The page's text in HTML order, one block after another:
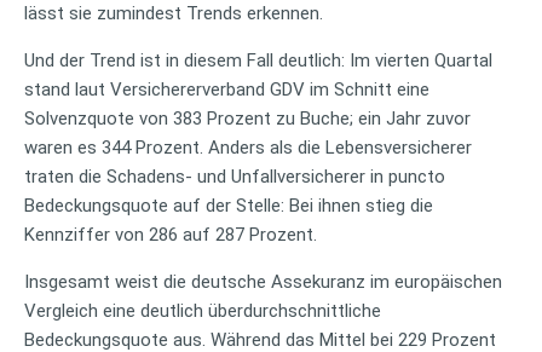
lässt sie zumindest Trends erkennen.
Und der Trend ist in diesem Fall deutlich: Im vierten Quartal
stand laut Versichererverband GDV im Schnitt eine
Solvenzquote von 383 Prozent zu Buche; ein Jahr zuvor
waren es 344 Prozent. Anders als die Lebensversicherer
traten die Schadens- und Unfallversicherer in puncto
Bedeckungsquote auf der Stelle: Bei ihnen stieg die
Kennziffer von 286 auf 287 Prozent.
Insgesamt weist die deutsche Assekuranz im europäischen
Vergleich eine deutlich überdurchschnittliche
Bedeckungsquote aus. Während das Mittel bei 229 Prozent